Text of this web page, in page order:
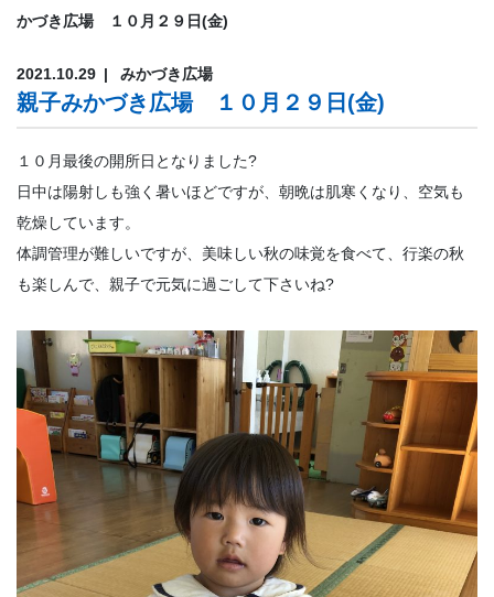
かづき広場 １０月２９日(金)
2021.10.29 みかづき広場
親子みかづき広場 １０月２９日(金)
１０月最後の開所日となりました?
日中は陽射しも強く暑いほどですが、朝晩は肌寒くなり、空気も
乾燥しています。
体調管理が難しいですが、美味しい秋の味覚を食べて、行楽の秋
も楽しんで、親子で元気に過ごして下さいね?